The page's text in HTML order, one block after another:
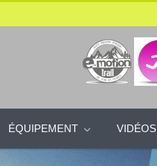
ÉQUIPEMENT VIDÉOS